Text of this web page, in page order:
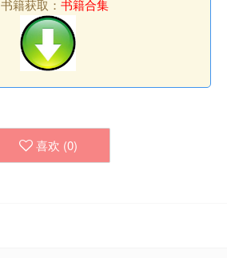
书籍获取： 书籍合集
喜欢 (0)